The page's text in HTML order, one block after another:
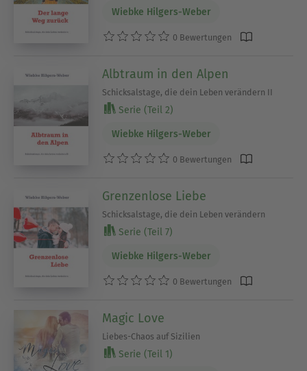
Wiebke Hilgers-Weber
0 Bewertungen
Albtraum in den Alpen
Schicksalstage, die dein Leben verändern II
Serie (Teil 2)
Wiebke Hilgers-Weber
0 Bewertungen
Grenzenlose Liebe
Schicksalstage, die dein Leben verändern
Serie (Teil 7)
Wiebke Hilgers-Weber
0 Bewertungen
Magic Love
Liebes-Chaos auf Sizilien
Serie (Teil 1)